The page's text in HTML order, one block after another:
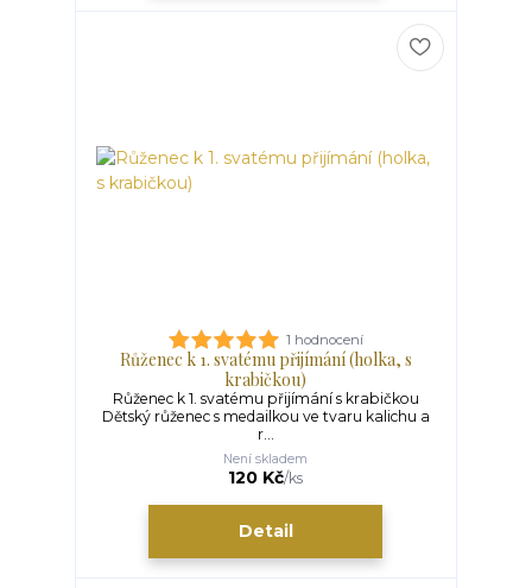
1 hodnocení
Růženec k 1. svatému přijímání (holka, s
krabičkou)
Růženec k 1. svatému přijímání s krabičkou
Dětský růženec s medailkou ve tvaru kalichu a
r...
120 Kč/ks
Není skladem
Detail